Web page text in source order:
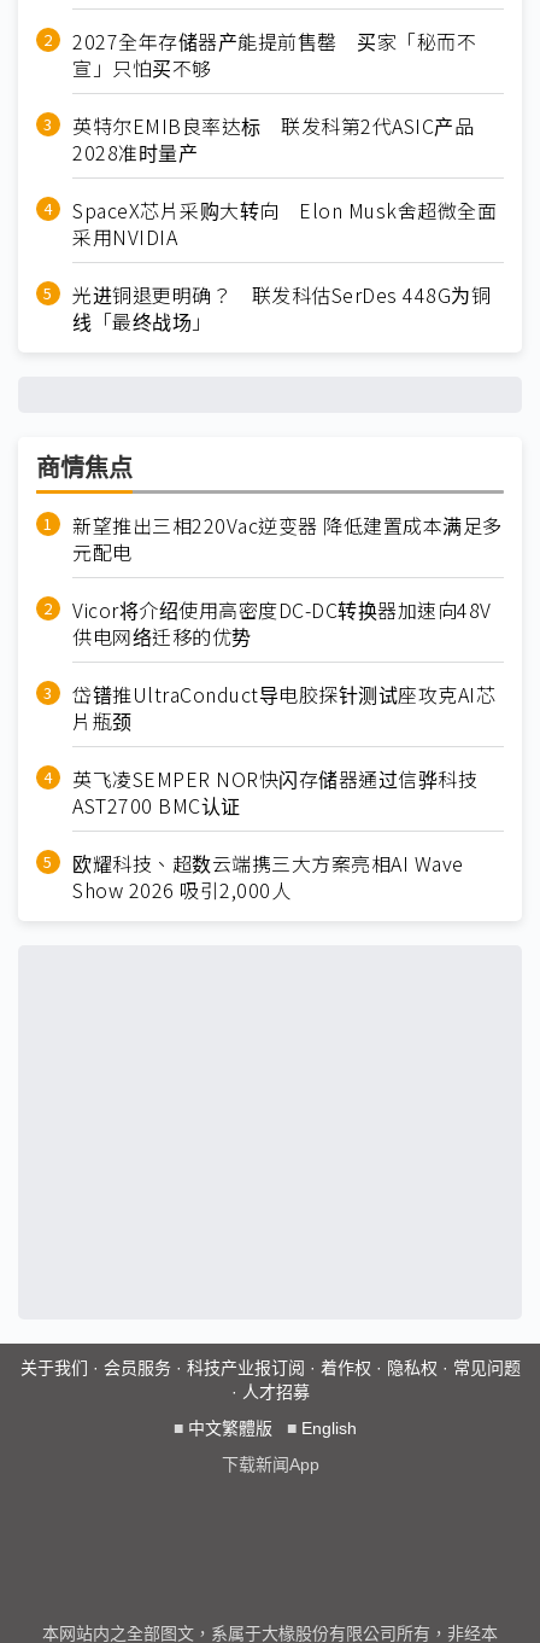
2027全年存储器产能提前售罄 买家「秘而不
宣」只怕买不够
英特尔EMIB良率达标 联发科第2代ASIC产品
2028准时量产
SpaceX芯片采购大转向 Elon Musk舍超微全面
采用NVIDIA
光进铜退更明确？ 联发科估SerDes 448G为铜
线「最终战场」
商情焦点
新望推出三相220Vac逆变器 降低建置成本满足多
元配电
Vicor将介绍使用高密度DC-DC转换器加速向48V
供电网络迁移的优势
岱镨推UltraConduct导电胶探针测试座攻克AI芯
片瓶颈
英飞凌SEMPER NOR快闪存储器通过信骅科技
AST2700 BMC认证
欧耀科技、超数云端携三大方案亮相AI Wave
Show 2026 吸引2,000人
关于我们 · 会员服务· 科技产业报订阅 · 着作权 · 隐私权 · 常见问题
· 人才招募
■ 中文繁體版 ■ English
下载新闻App
本网站内之全部图文，系属于大椽股份有限公司所有，非经本